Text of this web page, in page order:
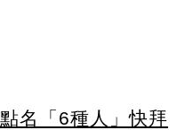
名「6種人」快拜